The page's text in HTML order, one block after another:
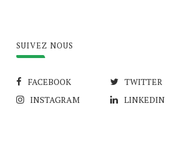
SUIVEZ NOUS
FACEBOOK
TWITTER
INSTAGRAM
LINKEDIN